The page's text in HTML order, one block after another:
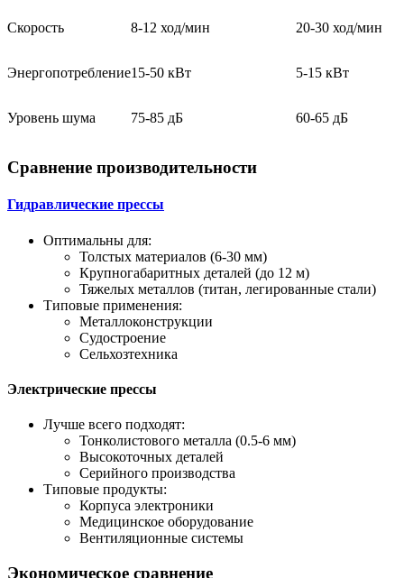
Скорость 8-12 ход/мин 20-30 ход/мин
Энергопотребление15-50 кВт 5-15 кВт
Уровень шума 75-85 дБ 60-65 дБ
Сравнение производительности
Гидравлические прессы
Оптимальны для:
Толстых материалов (6-30 мм)
Крупногабаритных деталей (до 12 м)
Тяжелых металлов (титан, легированные стали)
Типовые применения:
Металлоконструкции
Судостроение
Сельхозтехника
Электрические прессы
Лучше всего подходят:
Тонколистового металла (0.5-6 мм)
Высокоточных деталей
Серийного производства
Типовые продукты:
Корпуса электроники
Медицинское оборудование
Вентиляционные системы
Экономическое сравнение